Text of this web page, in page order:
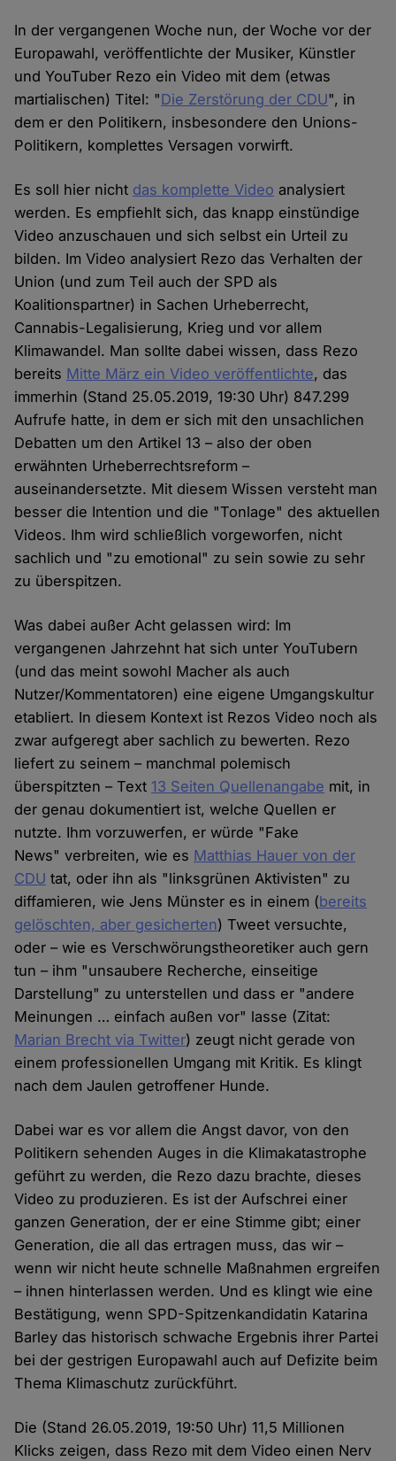
In der vergangenen Woche nun, der Woche vor der
Europawahl, veröffentlichte der Musiker, Künstler
und YouTuber Rezo ein Video mit dem (etwas
martialischen) Titel: "Die Zerstörung der CDU", in
dem er den Politikern, insbesondere den Unions-
Politikern, komplettes Versagen vorwirft.
Es soll hier nicht das komplette Video analysiert
werden. Es empfiehlt sich, das knapp einstündige
Video anzuschauen und sich selbst ein Urteil zu
bilden. Im Video analysiert Rezo das Verhalten der
Union (und zum Teil auch der SPD als
Koalitionspartner) in Sachen Urheberrecht,
Cannabis-Legalisierung, Krieg und vor allem
Klimawandel. Man sollte dabei wissen, dass Rezo
bereits Mitte März ein Video veröffentlichte, das
immerhin (Stand 25.05.2019, 19:30 Uhr) 847.299
Aufrufe hatte, in dem er sich mit den unsachlichen
Debatten um den Artikel 13 – also der oben
erwähnten Urheberrechtsreform –
auseinandersetzte. Mit diesem Wissen versteht man
besser die Intention und die "Tonlage" des aktuellen
Videos. Ihm wird schließlich vorgeworfen, nicht
sachlich und "zu emotional" zu sein sowie zu sehr
zu überspitzen.
Was dabei außer Acht gelassen wird: Im
vergangenen Jahrzehnt hat sich unter YouTubern
(und das meint sowohl Macher als auch
Nutzer/Kommentatoren) eine eigene Umgangskultur
etabliert. In diesem Kontext ist Rezos Video noch als
zwar aufgeregt aber sachlich zu bewerten. Rezo
liefert zu seinem – manchmal polemisch
überspitzten – Text 13 Seiten Quellenangabe mit, in
der genau dokumentiert ist, welche Quellen er
nutzte. Ihm vorzuwerfen, er würde "Fake
News" verbreiten, wie es Matthias Hauer von der
CDU tat, oder ihn als "linksgrünen Aktivisten" zu
diffamieren, wie Jens Münster es in einem (bereits
gelöschten, aber gesicherten) Tweet versuchte,
oder – wie es Verschwörungstheoretiker auch gern
tun – ihm "unsaubere Recherche, einseitige
Darstellung" zu unterstellen und dass er "andere
Meinungen … einfach außen vor" lasse (Zitat:
Marian Brecht via Twitter) zeugt nicht gerade von
einem professionellen Umgang mit Kritik. Es klingt
nach dem Jaulen getroffener Hunde.
Dabei war es vor allem die Angst davor, von den
Politikern sehenden Auges in die Klimakatastrophe
geführt zu werden, die Rezo dazu brachte, dieses
Video zu produzieren. Es ist der Aufschrei einer
ganzen Generation, der er eine Stimme gibt; einer
Generation, die all das ertragen muss, das wir –
wenn wir nicht heute schnelle Maßnahmen ergreifen
– ihnen hinterlassen werden. Und es klingt wie eine
Bestätigung, wenn SPD-Spitzenkandidatin Katarina
Barley das historisch schwache Ergebnis ihrer Partei
bei der gestrigen Europawahl auch auf Defizite beim
Thema Klimaschutz zurückführt.
Die (Stand 26.05.2019, 19:50 Uhr) 11,5 Millionen
Klicks zeigen, dass Rezo mit dem Video einen Nerv